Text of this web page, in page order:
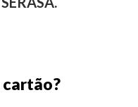
cartão?